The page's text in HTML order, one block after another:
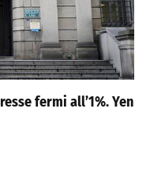
fermi all’1%. Yen